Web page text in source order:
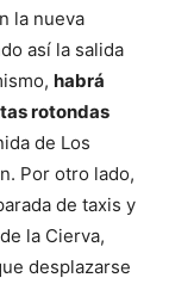
la nueva
así la salida
habrá
rotondas
de Los
Por otro lado,
de taxis y
la Cierva,
desplazarse